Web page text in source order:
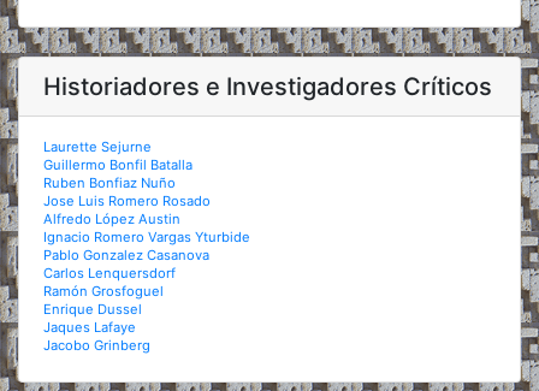
Historiadores e Investigadores Críticos
Laurette Sejurne
Guillermo Bonfil Batalla
Ruben Bonfiaz Nuño
Jose Luis Romero Rosado
Alfredo López Austin
Ignacio Romero Vargas Yturbide
Pablo Gonzalez Casanova
Carlos Lenquersdorf
Ramón Grosfoguel
Enrique Dussel
Jaques Lafaye
Jacobo Grinberg